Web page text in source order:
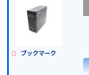
ブックマーク